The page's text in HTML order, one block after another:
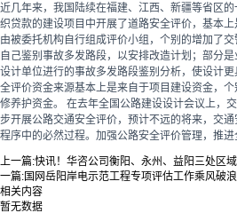
近几年来，我国陆续在福建、江西、新疆等省区
织贷款的建设项目中开展了道路安全评价，基本上
由被委托机构自行组成评价小组，个别的增加了
自己鉴别事故多发路段，以安排改造计划；部分是
设计单位进行的事故多发路段鉴别分析，使设计
全评价资金来源基本上是来自于项目建设资金，
修养护资金。 在去年全国公路建设设计会议上，
步开展公路交通安全评价，预计不远的将来，交
程序中的必然过程。加强公路安全评价管理，推进
上一篇:快讯！华咨公司衡阳、永州、益阳三处区
一篇:国网岳阳岸电示范工程专项评估工作乘风破浪
相关内容
暂无数据